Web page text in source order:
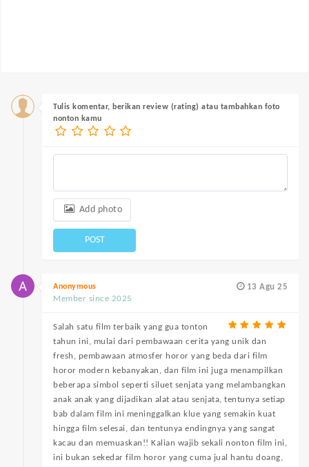
Tulis komentar, berikan review (rating) atau tambahkan foto
nonton kamu
Add photo
POST
13 Agu 25
Anonymous
Member since 2025
Salah satu film terbaik yang gua tonton
tahun ini, mulai dari pembawaan cerita yang unik dan
fresh, pembawaan atmosfer horor yang beda dari film
horor modern kebanyakan, dan film ini juga menampilkan
beberapa simbol seperti siluet senjata yang melambangkan
anak anak yang dijadikan alat atau senjata, tentunya setiap
bab dalam film ini meninggalkan klue yang semakin kuat
hingga film selesai, dan tentunya endingnya yang sangat
kacau dan memuaskan!! Kalian wajib sekali nonton film ini,
ini bukan sekedar film horor yang cuma jual hantu doang,